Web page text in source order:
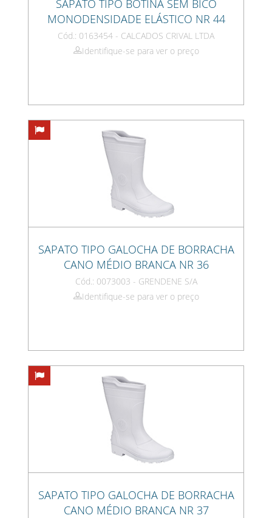
SAPATO TIPO BOTINA SEM BICO
MONODENSIDADE ELÁSTICO NR 44
Cód.: 0163454 - CALCADOS CRIVAL LTDA
Identifique-se para ver o preço
SAPATO TIPO GALOCHA DE BORRACHA
CANO MÉDIO BRANCA NR 36
Cód.: 0073003 - GRENDENE S/A
Identifique-se para ver o preço
SAPATO TIPO GALOCHA DE BORRACHA
CANO MÉDIO BRANCA NR 37